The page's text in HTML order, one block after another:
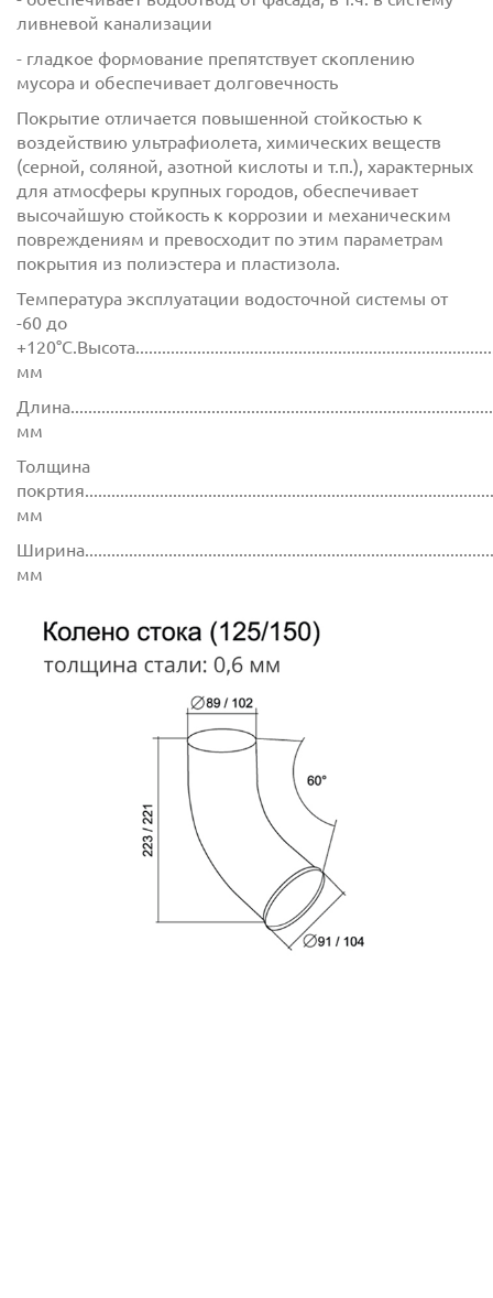
ливневой канализации
- гладкое формование препятствует скоплению
мусора и обеспечивает долговечность
Покрытие отличается повышенной стойкостью к
воздействию ультрафиолета, химических веществ
(серной, соляной, азотной кислоты и т.п.), характерных
для атмосферы крупных городов, обеспечивает
высочайшую стойкость к коррозии и механическим
повреждениям и превосходит по этим параметрам
покрытия из полиэстера и пластизола.
Температура эксплуатации водосточной системы от
-60 до
мм
мм
Толщина
мм
мм